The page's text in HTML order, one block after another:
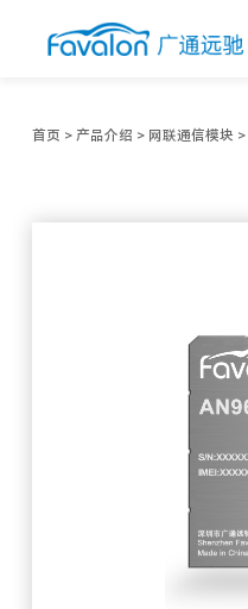
首页 > 产品介绍 > 网联通信模块 >